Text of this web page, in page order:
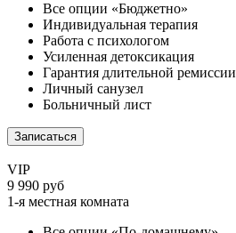
Все опции «Бюджетно»
Индивидуальная терапия
Работа с психологом
Усиленная детоксикация
Гарантия длительной ремиссии
Личный санузел
Больничный лист
Записаться
VIP
9 990 руб
1-я местная комната